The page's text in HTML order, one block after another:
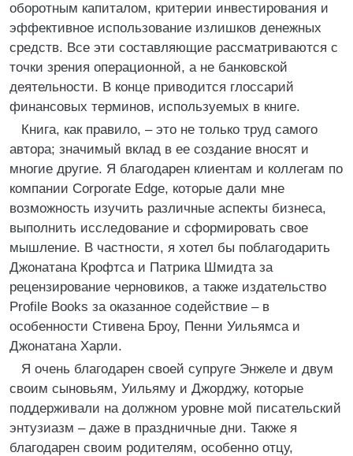
оборотным капиталом, критерии инвестирования и
эффективное использование излишков денежных
средств. Все эти составляющие рассматриваются с
точки зрения операционной, а не банковской
деятельности. В конце приводится глоссарий
финансовых терминов, используемых в книге.
Книга, как правило, – это не только труд самого
автора; значимый вклад в ее создание вносят и
многие другие. Я благодарен клиентам и коллегам по
компании Corporate Edge, которые дали мне
возможность изучить различные аспекты бизнеса,
выполнить исследование и сформировать свое
мышление. В частности, я хотел бы поблагодарить
Джонатана Крофтса и Патрика Шмидта за
рецензирование черновиков, а также издательство
Profile Books за оказанное содействие – в
особенности Стивена Броу, Пенни Уильямса и
Джонатана Харли.
Я очень благодарен своей супруге Энжеле и двум
своим сыновьям, Уильяму и Джорджу, которые
поддерживали на должном уровне мой писательский
энтузиазм – даже в праздничные дни. Также я
благодарен своим родителям, особенно отцу,